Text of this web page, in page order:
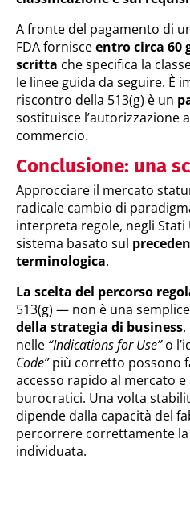
A fronte del pagamento di
FDA fornisceentro circa 60
scritta che specifica la
le linee guida da seguire. È
riscontro della 513(g) è un
sostituisce l’autorizzazione
commercio.
Conclusione: una
Approcciare il mercato
radicale cambio di
interpreta regole, negli
sistema basato sul
terminologica.
La scelta del percorso
513(g) — non è una
della strategia di business
nelle “Indications for Use”o
Code”più corretto possono
accesso rapido al mercato
burocratici. Una volta
dipende dalla capacità del
percorrere correttamente
individuata.